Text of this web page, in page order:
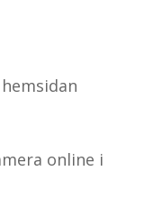
online i